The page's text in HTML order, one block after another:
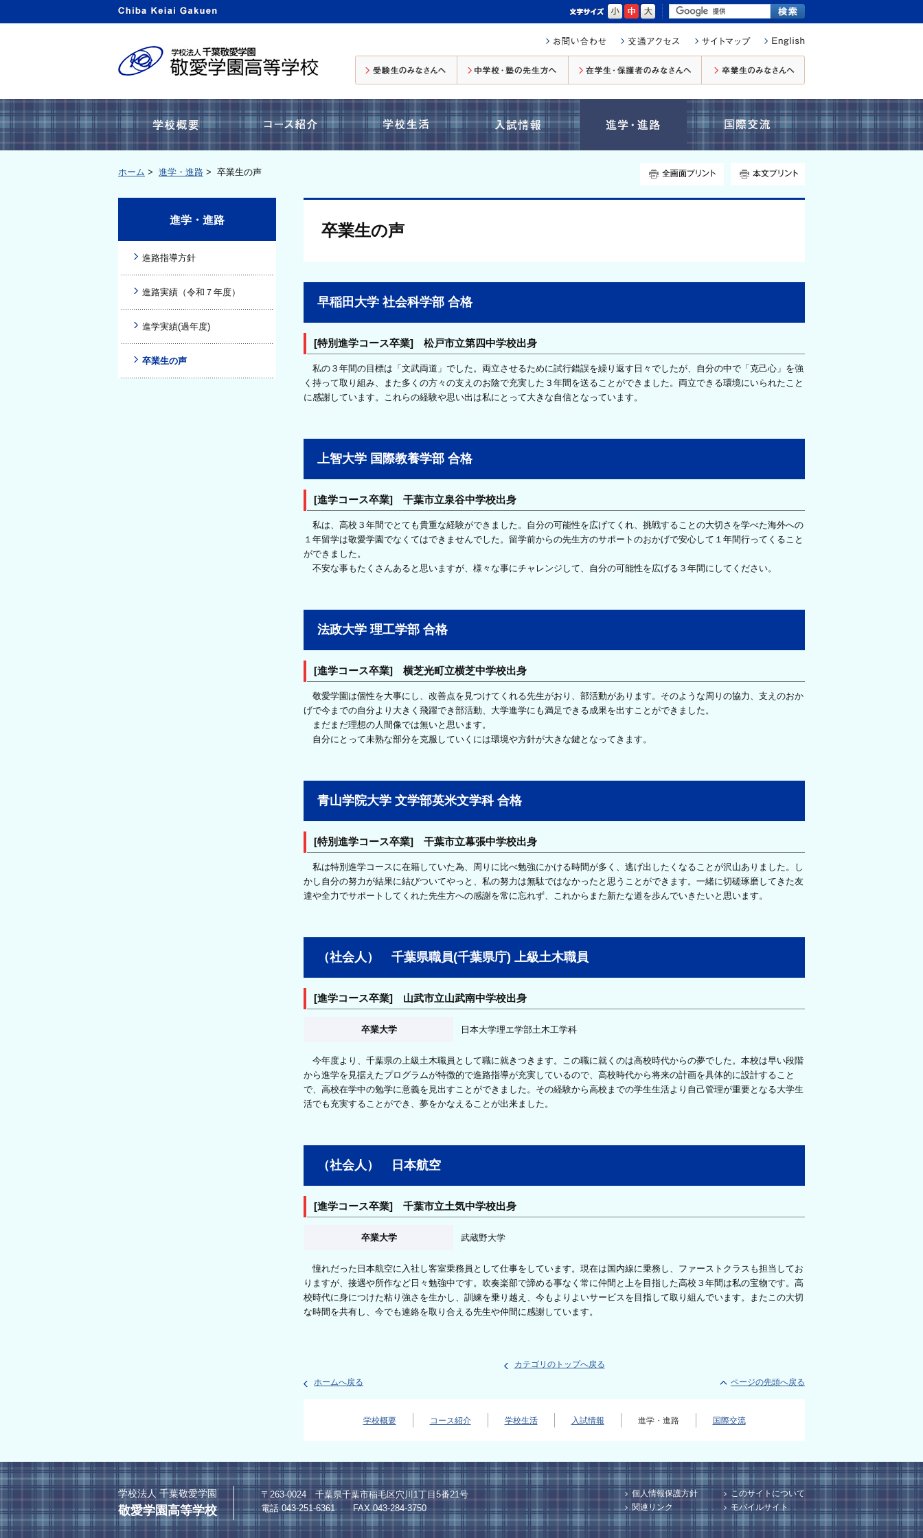
ホーム > 進学・進路 > 卒業生の声
卒業生の声
早稲田大学 社会科学部 合格
[特別進学コース卒業] 松戸市立第四中学校出身
私の３年間の目標は「文武両道」でした。両立させるために試行錯誤を繰り返す日々でしたが、自分の中で「克己心」を強
く持って取り組み、また多くの方々の支えのお陰で充実した３年間を送ることができました。両立できる環境にいられたこと
に感謝しています。これらの経験や思い出は私にとって大きな自信となっています。
上智大学 国際教養学部 合格
[進学コース卒業] 干葉市立泉谷中学校出身
私は、高校３年間でとても貴重な経験ができました。自分の可能性を広げてくれ、挑戦することの大切さを学べた海外への
１年留学は敬愛学園でなくてはできませんでした。留学前からの先生方のサポートのおかげで安心して１年間行ってくること
ができました。
不安な事もたくさんあると思いますが、様々な事にチャレンジして、自分の可能性を広げる３年間にしてください。
法政大学 理工学部 合格
[進学コース卒業] 横芝光町立横芝中学校出身
敬愛学園は個性を大事にし、改善点を見つけてくれる先生がおり、部活動があります。そのような周りの協力、支えのおか
げで今までの自分より大きく飛躍でき部活動、大学進学にも満足できる成果を出すことができました。
まだまだ理想の人間像では無いと思います。
自分にとって未熟な部分を克服していくには環境や方針が大きな鍵となってきます。
青山学院大学 文学部英米文学科 合格
[特別進学コース卒業] 干葉市立幕張中学校出身
私は特別進学コースに在籍していた為、周りに比べ勉強にかける時間が多く、逃げ出したくなることが沢山ありました。し
かし自分の努力が結果に結びついてやっと、私の努力は無駄ではなかったと思うことができます。一緒に切磋琢磨してきた友
達や全力でサポートしてくれた先生方への感謝を常に忘れず、これからまた新たな道を歩んでいきたいと思います。
（社会人） 千葉県職員(千葉県庁) 上級土木職員
[進学コース卒業] 山武市立山武南中学校出身
卒業大学 日本大学理エ学部土木工学科
今年度より、千葉県の上級土木職員として職に就きつきます。この職に就くのは高校時代からの夢でした。本校は早い段階
から進学を見据えたプログラムが特徴的で進路指導が充実しているので、高校時代から将来の計画を具体的に設計すること
で、高校在学中の勉学に意義を見出すことができました。その経験から高校までの学生生活より自己管理が重要となる大学生
活でも充実することができ、夢をかなえることが出来ました。
（社会人） 日本航空
[進学コース卒業] 千葉市立土気中学校出身
卒業大学 武蔵野大学
憧れだった日本航空に入社し客室乗務員として仕事をしています。現在は国内線に乗務し、ファーストクラスも担当してお
りますが、接遇や所作など日々勉強中です。吹奏楽部で諦める事なく常に仲間と上を目指した高校３年間は私の宝物です。高
校時代に身につけた粘り強さを生かし、訓練を乗り越え、今もよりよいサービスを目指して取り組んでいます。またこの大切
な時間を共有し、今でも連絡を取り合える先生や仲間に感謝しています。
進学・進路
進路指導方針
進路実績（令和７年度）
進学実績(過年度)
卒業生の声
カテゴリのトップへ戻る
ホームへ戻る
ページの先頭へ戻る
学校概要 コース紹介 学校生活 入試情報 進学・進路 国際交流
個人情報保護方針
関連リンク
このサイトについて
モバイルサイト
学校法人 千葉敬愛学園
敬愛学園高等学校
〒263-0024 千葉県千葉市稲毛区穴川1丁目5番21号
電話 043-251-6361 FAX 043-284-3750